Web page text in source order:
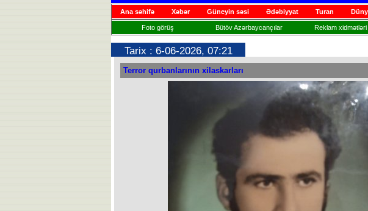
Ana səhifə Xəbər Güneyin səsi Ədəbiyyat Turan
Foto görüş Bütöv Azərbaycançılar Reklam xidmətləri
Tarix : 6-06-2026, 07:21
Terror qurbanlarının xilaskarları